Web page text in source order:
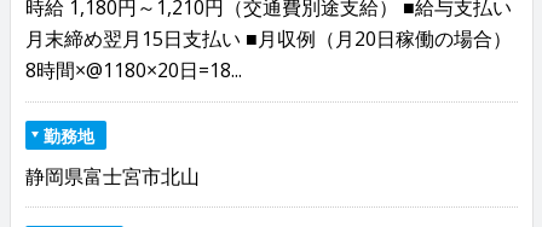
時給 1,180円～1,210円（交通費別途支給） ■給与支払い
月末締め翌月15日支払い ■月収例（月20日稼働の場合）
8時間×@1180×20日=18...
勤務地
静岡県富士宮市北山